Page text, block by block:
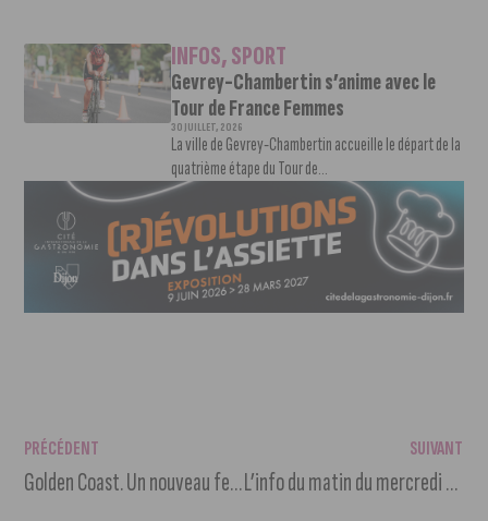
INFOS,SPORT
Gevrey-Chambertin s’anime avec le
Tour de France Femmes
30 JUILLET, 2026
La ville de Gevrey-Chambertin accueille le départ de la
quatrième étape du Tour de...
PRÉCÉDENT
Golden Coast. Un nouveau festival hip-hop arrive sur Dijon
SUIVANT
L’info du matin du mercredi 6 décembre 2023